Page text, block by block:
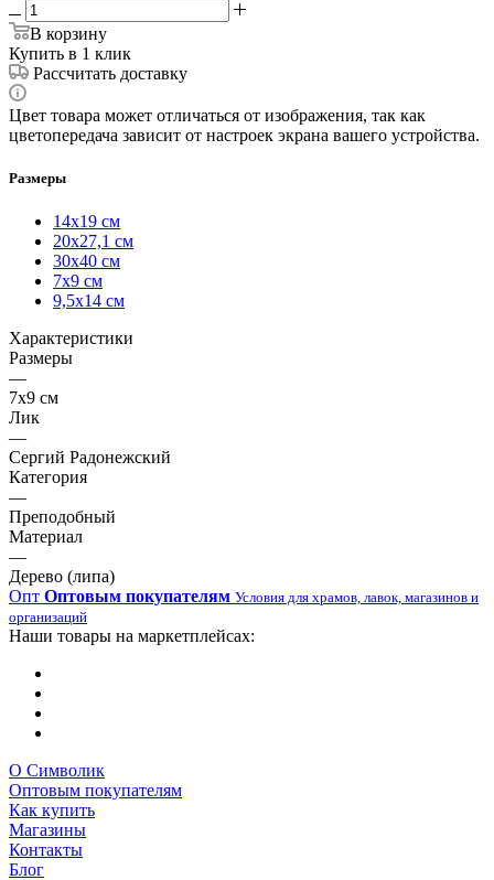
В корзину
Купить в 1 клик
Рассчитать доставку
Цвет товара может отличаться от изображения, так как
цветопередача зависит от настроек экрана вашего устройства.
Размеры
14х19 см
20х27,1 см
30х40 см
7х9 см
9,5х14 см
Характеристики
Размеры
—
7х9 см
Лик
—
Сергий Радонежский
Категория
—
Преподобный
Материал
—
Дерево (липа)
Опт Оптовым покупателям Условия для храмов, лавок, магазинов и
организаций
Наши товары на маркетплейсах:
О Символик
Оптовым покупателям
Как купить
Магазины
Контакты
Блог